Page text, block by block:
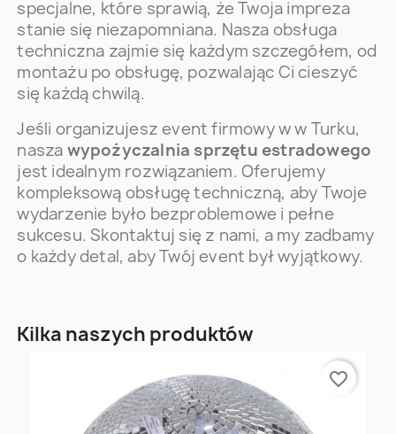
specjalne, które sprawią, że Twoja impreza
stanie się niezapomniana. Nasza obsługa
techniczna zajmie się każdym szczegółem, od
montażu po obsługę, pozwalając Ci cieszyć
się każdą chwilą.
Jeśli organizujesz event firmowy w w Turku,
nasza wypożyczalnia sprzętu estradowego
jest idealnym rozwiązaniem. Oferujemy
kompleksową obsługę techniczną, aby Twoje
wydarzenie było bezproblemowe i pełne
sukcesu. Skontaktuj się z nami, a my zadbamy
o każdy detal, aby Twój event był wyjątkowy.
Kilka naszych produktów
favorite_border